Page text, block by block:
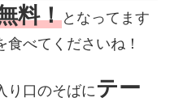
料！となってます
べてくださいね！
り口のそばにテー